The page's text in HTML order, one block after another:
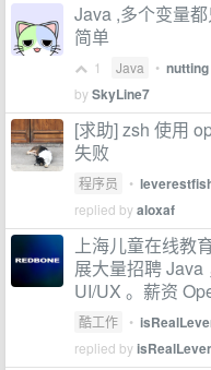
Java ,多个变量
简单
1 Java • nutting
bySkyLine7
[求助] zsh 使用
失败
程序员 •
replied byaloxaf
上海儿童在线教
展大量招聘 Java
UI/UX 。薪资
酷工作 •
replied by